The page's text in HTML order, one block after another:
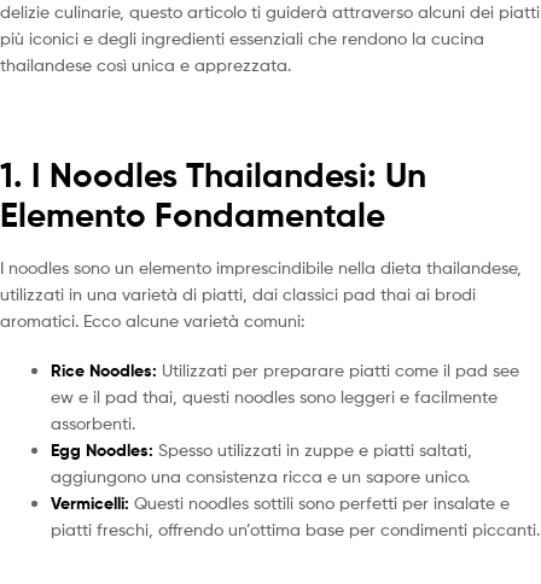
delizie culinarie, questo articolo ti guiderà attraverso alcuni dei piatti
più iconici e degli ingredienti essenziali che rendono la cucina
thailandese così unica e apprezzata.
1. I Noodles Thailandesi: Un
Elemento Fondamentale
I noodles sono un elemento imprescindibile nella dieta thailandese,
utilizzati in una varietà di piatti, dai classici pad thai ai brodi
aromatici. Ecco alcune varietà comuni:
Rice Noodles: Utilizzati per preparare piatti come il pad see
ew e il pad thai, questi noodles sono leggeri e facilmente
assorbenti.
Egg Noodles: Spesso utilizzati in zuppe e piatti saltati,
aggiungono una consistenza ricca e un sapore unico.
Vermicelli: Questi noodles sottili sono perfetti per insalate e
piatti freschi, offrendo un’ottima base per condimenti piccanti.